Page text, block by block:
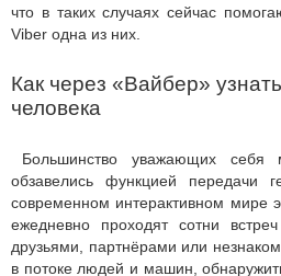
что в таких случаях сейчас
Viber одна из них.
Как через «Вайбер»
человека
Большинство уважающих себя
обзавелись функцией передачи
современном интерактивном мире
ежедневно проходят сотни
друзьями, партнёрами или
в потоке людей и машин,